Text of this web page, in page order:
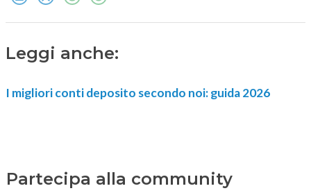
Leggi anche:
I migliori conti deposito secondo noi: guida 2026
Partecipa alla community